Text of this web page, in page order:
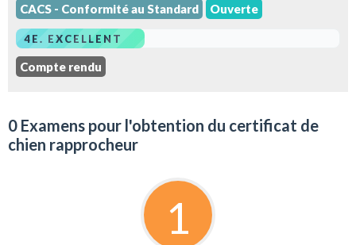
CACS - Conformité au Standard
Ouverte
4E. EXCELLENT
Compte rendu
0 Examens pour l'obtention du certificat de
chien rapprocheur
1